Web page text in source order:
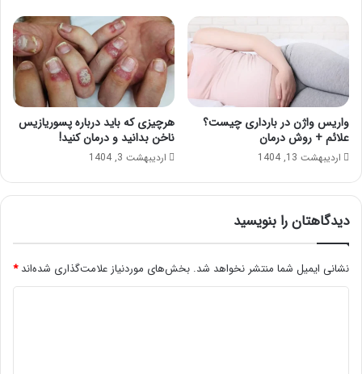
واریس واژن در بارداری چیست؟
علائم + روش درمان
اردیبهشت 13, 1404
هرچیزی که باید درباره پسوریازیس
ناخن بدانید و درمان کنید!
اردیبهشت 3, 1404
دیدگاهتان را بنویسید
نشانی ایمیل شما منتشر نخواهد شد. بخش‌های موردنیاز علامت‌گذاری شده‌اند*